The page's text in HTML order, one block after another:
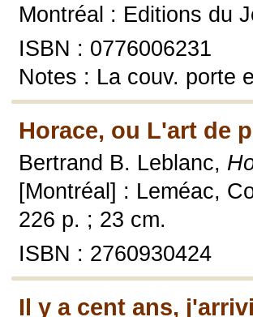
Montréal : Editions du
ISBN : 0776006231
Notes : La couv. porte
Horace, ou L'art de
Bertrand B. Leblanc,
[Montréal] : Leméac,
226 p. ; 23 cm.
ISBN : 2760930424
Il y a cent ans,